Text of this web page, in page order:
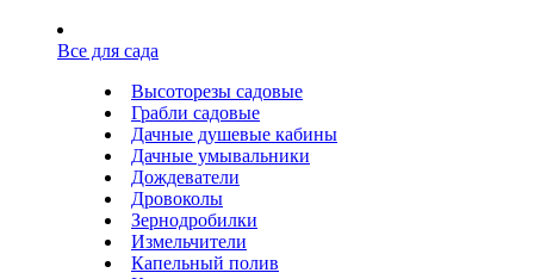
Все для сада
Высоторезы садовые
Грабли садовые
Дачные душевые кабины
Дачные умывальники
Дождеватели
Дровоколы
Зернодробилки
Измельчители
Капельный полив